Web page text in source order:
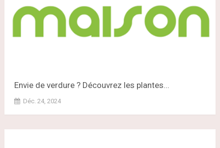
Envie de verdure ? Découvrez les plantes...
Déc. 24, 2024